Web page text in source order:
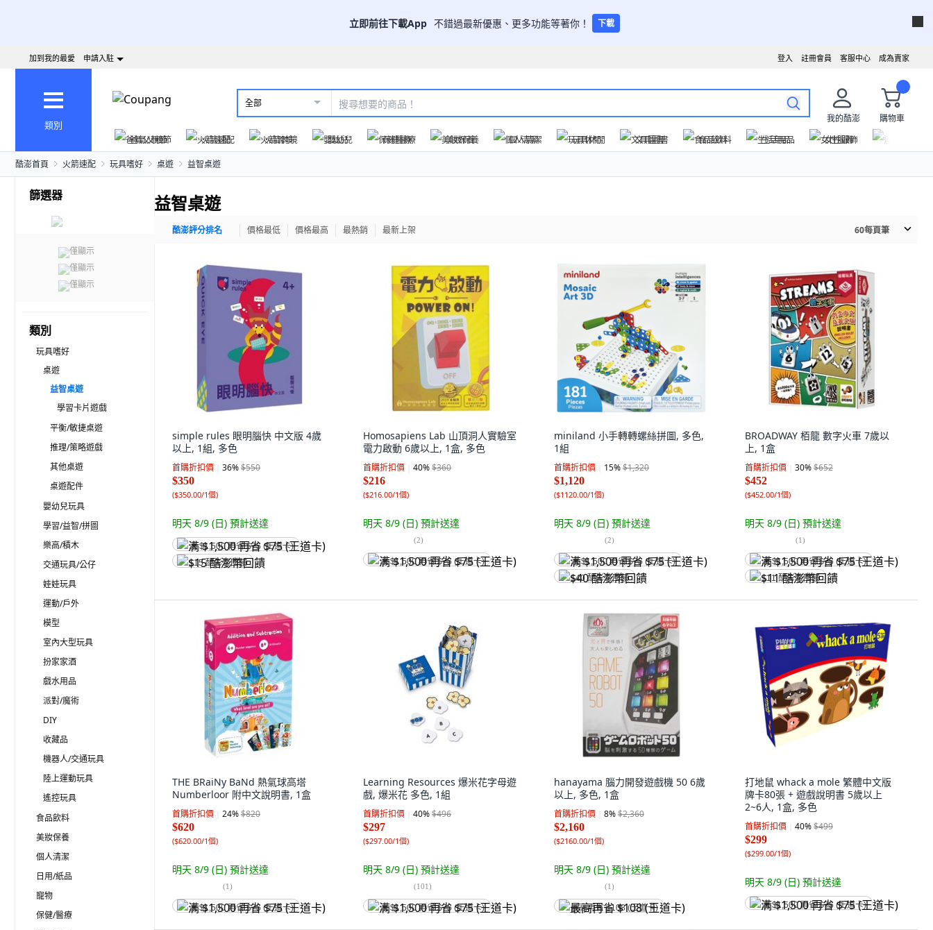
立即前往下載App 不錯過最新優惠、更多功能等著你！ 下載
成為賣家
客服中心
註冊會員
登入
加到我的最愛 申請入駐
類別
全部
我的酷澎
購物車
爸氣父親節
火箭速配 火箭跨境 嬰幼兒 保健醫療 美妝保養 個人清潔 玩具休閒 文具圖書 食品飲料 生活用品 女性服飾
酷澎首頁 火箭速配 玩具嗜好 桌遊 益智桌遊
篩選器
僅顯示
僅顯示
僅顯示
類別
玩具嗜好
桌遊
益智桌遊
學習卡片遊戲
平衡/敏捷桌遊
推理/策略遊戲
其他桌遊
桌遊配件
嬰幼兒玩具
學習/益智/拼圖
樂高/積木
交通玩具/公仔
娃娃玩具
運動/戶外
模型
室內大型玩具
扮家家酒
戲水用品
派對/魔術
DIY
收藏品
機器人/交通玩具
陸上運動玩具
遙控玩具
食品飲料
美妝保養
個人清潔
日用/紙品
寵物
保健/醫療
益智桌遊
酷澎評分排名 價格最低 價格最高 最熱銷 最新上架 60每頁筆
simple rules 眼明腦快 中文版 4歲
以上, 1組, 多色
首購折扣價 36%$550
$350
($350.00/1個)
明天 8/9 (日) 預計送達
满 $1,500 再省 $75 (王道卡)
$15 酷澎幣回饋
Homosapiens Lab 山頂洞人實驗室
電力啟動 6歲以上, 1盒, 多色
首購折扣價 40%$360
$216
($216.00/1個)
明天 8/9 (日) 預計送達
(2)
满 $1,500 再省 $75 (王道卡)
miniland 小手轉轉螺絲拼圖, 多色,
1組
首購折扣價 15%$1,320
$1,120
($1120.00/1個)
明天 8/9 (日) 預計送達
(2)
满 $1,500 再省 $75 (王道卡)
$40 酷澎幣回饋
BROADWAY 栢龍 數字火車 7歲以
上, 1盒
首購折扣價 30%$652
$452
($452.00/1個)
明天 8/9 (日) 預計送達
(1)
满 $1,500 再省 $75 (王道卡)
$11 酷澎幣回饋
THE BRaiNy BaNd 熱氣球高塔
Numberloor 附中文說明書, 1盒
首購折扣價 24%$820
$620
($620.00/1個)
明天 8/9 (日) 預計送達
(1)
满 $1,500 再省 $75 (王道卡)
Learning Resources 爆米花字母遊
戲, 爆米花 多色, 1組
首購折扣價 40%$496
$297
($297.00/1個)
明天 8/9 (日) 預計送達
(101)
满 $1,500 再省 $75 (王道卡)
hanayama 腦力開發遊戲機 50 6歲
以上, 多色, 1盒
首購折扣價 8%$2,360
$2,160
($2160.00/1個)
明天 8/9 (日) 預計送達
(1)
最高再省 $108 (王道卡)
打地鼠 whack a mole 繁體中文版
牌卡80張 + 遊戲說明書 5歲以上
2~6人, 1盒, 多色
首購折扣價 40%$499
$299
($299.00/1個)
明天 8/9 (日) 預計送達
满 $1,500 再省 $75 (王道卡)